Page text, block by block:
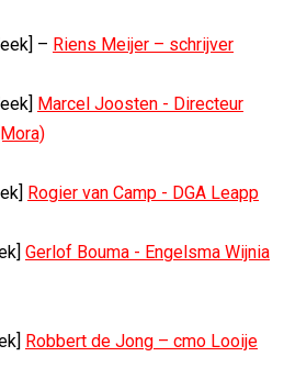
– Riens Meijer – schrijver
Marcel Joosten - Directeur
Rogier van Camp - DGA Leapp
Gerlof Bouma - Engelsma Wijnia
Robbert de Jong – cmo Looije